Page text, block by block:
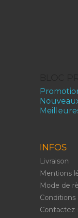
INFOS
Livraison
Mentions
Mode de